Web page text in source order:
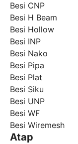
Besi CNP
Besi H Beam
Besi Hollow
Besi INP
Besi Nako
Besi Pipa
Besi Plat
Besi Siku
Besi UNP
Besi WF
Besi Wiremesh
Atap